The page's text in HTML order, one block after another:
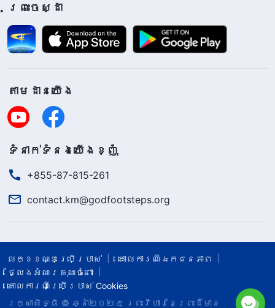
ព្រះចេស្ដា
តាម​ដាន​យើង​
ទំនាក់​ទំនង​យើង​ខ្ញុំ
+855-87-815-261
contact.km@godfootsteps.org
លក្ខខណ្ឌ​ប្រើប្រាស់​
គោលការណ៍ឯកជនភាព
ថ្លែងអំណរគុណចំពោះ
គោលការណ៍ប្រើប្រាស់ Cookies
រក្សាសិទ្ធិ © ឆ្នាំ២០២៤ ព្រះ​វិហារនៃព្រះដ៏មាន